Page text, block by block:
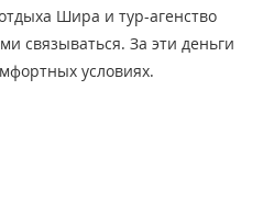
Шира и тур-агенство
связываться. За эти деньги
условиях.